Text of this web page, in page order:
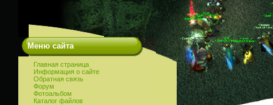
Меню сайта
Главная страница
Информация о сайте
Обратная связь
Форум
Фотоальбом
Каталог файлов